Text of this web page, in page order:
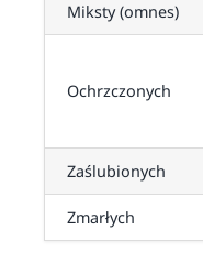
Miksty (omnes)
Ochrzczonych
Zaślubionych
Zmarłych